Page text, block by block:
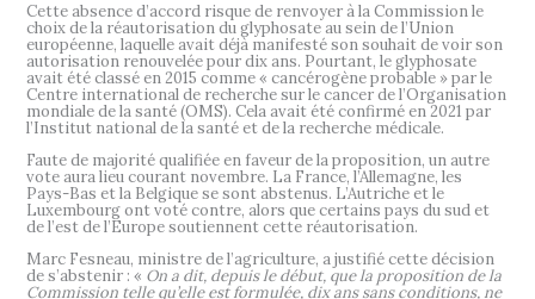
Cette absence d’accord risque de renvoyer à la Commission le
choix de la réautorisation du glyphosate au sein de l’Union
européenne, laquelle avait déjà manifesté son souhait de voir son
autorisation renouvelée pour dix ans. Pourtant, le glyphosate
avait été classé en 2015 comme « cancérogène probable » par le
Centre international de recherche sur le cancer de l’Organisation
mondiale de la santé (OMS). Cela avait été confirmé en 2021 par
l’Institut national de la santé et de la recherche médicale.
Faute de majorité qualifiée en faveur de la proposition, un autre
vote aura lieu courant novembre. La France, l’Allemagne, les
Pays-Bas et la Belgique se sont abstenus. L’Autriche et le
Luxembourg ont voté contre, alors que certains pays du sud et
de l’est de l’Europe soutiennent cette réautorisation.
Marc Fesneau, ministre de l’agriculture, a justifié cette décision
de s’abstenir : « On a dit, depuis le début, que la proposition de la
Commission telle qu’elle est formulée, dix ans sans conditions, ne